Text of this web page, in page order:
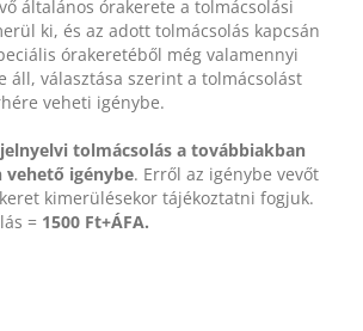
általános órakerete a tolmácsolási
ki, és az adott tolmácsolás kapcsán
órakeretéből még valamennyi
áll, választása szerint a tolmácsolást
veheti igénybe.
jelnyelvi tolmácsolás a továbbiakban
vehető igénybe. Erről az igénybe vevőt
kimerülésekor tájékoztatni fogjuk.
= 1500 Ft+ÁFA.